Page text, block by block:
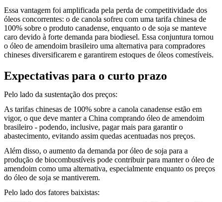
Essa vantagem foi amplificada pela perda de competitividade dos
óleos concorrentes: o de canola sofreu com uma tarifa chinesa de
100% sobre o produto canadense, enquanto o de soja se manteve
caro devido à forte demanda para biodiesel. Essa conjuntura tornou
o óleo de amendoim brasileiro uma alternativa para compradores
chineses diversificarem e garantirem estoques de óleos comestíveis.
Expectativas para o curto prazo
Pelo lado da sustentação dos preços:
As tarifas chinesas de 100% sobre a canola canadense estão em
vigor, o que deve manter a China comprando óleo de amendoim
brasileiro - podendo, inclusive, pagar mais para garantir o
abastecimento, evitando assim quedas acentuadas nos preços.
Além disso, o aumento da demanda por óleo de soja para a
produção de biocombustíveis pode contribuir para manter o óleo de
amendoim como uma alternativa, especialmente enquanto os preços
do óleo de soja se mantiverem.
Pelo lado dos fatores baixistas: